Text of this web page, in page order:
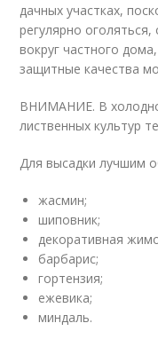
дачных участках,
регулярно
вокруг частного
защитные качества
ВНИМАНИЕ. В
лиственных культур
Для высадки лучшим
жасмин;
шиповник;
декоративная
барбарис;
гортензия;
ежевика;
миндаль.